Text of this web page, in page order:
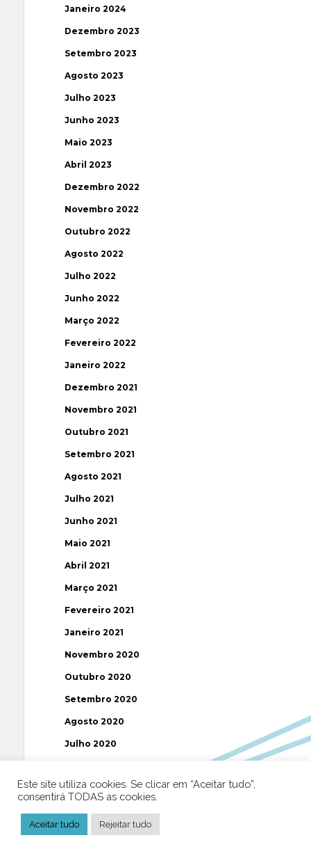
Janeiro 2024
Dezembro 2023
Setembro 2023
Agosto 2023
Julho 2023
Junho 2023
Maio 2023
Abril 2023
Dezembro 2022
Novembro 2022
Outubro 2022
Agosto 2022
Julho 2022
Junho 2022
Março 2022
Fevereiro 2022
Janeiro 2022
Dezembro 2021
Novembro 2021
Outubro 2021
Setembro 2021
Agosto 2021
Julho 2021
Junho 2021
Maio 2021
Abril 2021
Março 2021
Fevereiro 2021
Janeiro 2021
Novembro 2020
Outubro 2020
Setembro 2020
Agosto 2020
Julho 2020
Maio 2020
Março 2020
Este site utiliza cookies. Se clicar em “Aceitar tudo”,
consentirá TODAS as cookies.
Aceitar tudo Rejeitar tudo